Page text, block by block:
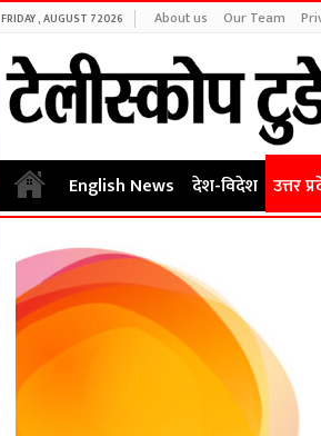
FRIDAY , AUGUST 7 2026 About us Our Team
English News देश-विदेश उत्तर